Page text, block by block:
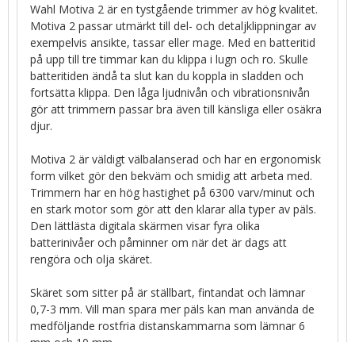
Wahl Motiva 2 är en tystgående trimmer av hög kvalitet.
Motiva 2 passar utmärkt till del- och detaljklippningar av
exempelvis ansikte, tassar eller mage. Med en batteritid
på upp till tre timmar kan du klippa i lugn och ro. Skulle
batteritiden ändå ta slut kan du koppla in sladden och
fortsätta klippa. Den låga ljudnivån och vibrationsnivån
gör att trimmern passar bra även till känsliga eller osäkra
djur.
Motiva 2 är väldigt välbalanserad och har en ergonomisk
form vilket gör den bekväm och smidig att arbeta med.
Trimmern har en hög hastighet på 6300 varv/minut och
en stark motor som gör att den klarar alla typer av päls.
Den lättlästa digitala skärmen visar fyra olika
batterinivåer och påminner om när det är dags att
rengöra och olja skäret.
Skäret som sitter på är ställbart, fintandat och lämnar
0,7-3 mm. Vill man spara mer päls kan man använda de
medföljande rostfria distanskammarna som lämnar 6